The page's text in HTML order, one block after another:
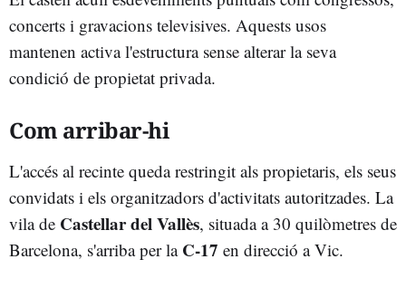
concerts i gravacions televisives. Aquests usos
mantenen activa l'estructura sense alterar la seva
condició de propietat privada.
Com arribar-hi
L'accés al recinte queda restringit als propietaris, els seus
convidats i els organitzadors d'activitats autoritzades. La
vila de Castellar del Vallès, situada a 30 quilòmetres de
Barcelona, s'arriba per la C-17 en direcció a Vic.